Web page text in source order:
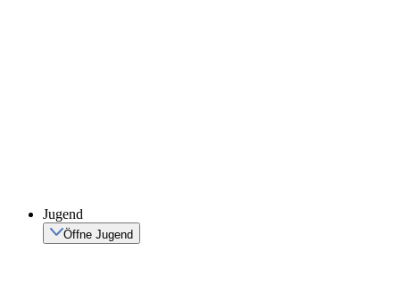
Jugend
Öffne Jugend